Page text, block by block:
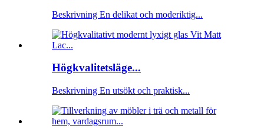
Beskrivning En delikat och moderiktig...
Högkvalitetsläge...
Beskrivning En utsökt och praktisk...